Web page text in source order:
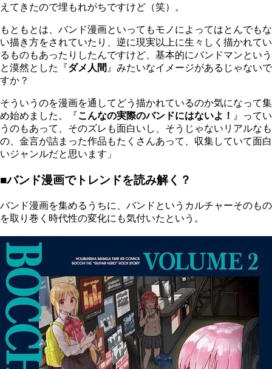
えてきたので埋もれがちですけど（笑）。
もともとは、バンド漫画といってもモノによってはとんでもな
い描き方をされていたり、逆に現実以上に生々しく描かれてい
るものもあったりしたんですけど、基本的にバンドマンという
と漠然とした『ダメ人間 』みたいなイメージがあるじゃないで
すか？
そういうのを漫画を通してどう描かれているのか気になって集
め始めました。『こんなの実際のバンドにはないよ！ 』ってい
うのもあって、そのズレも面白いし、そうじゃないリアルなも
の、金言が詰まった作品もたくさんあって、収集していて面白
いジャンルだと思います」
■バンド漫画でトレンドを読み解く？
バンド漫画を集めるうちに、バンドというカルチャーそのもの
を取り巻く時代性の変化にも気付いたという。